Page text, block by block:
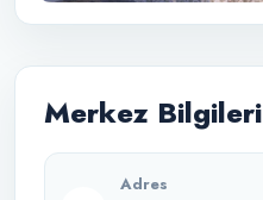
Merkez Bilgileri
Adres